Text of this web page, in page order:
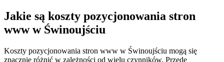
Jakie są koszty pozycjonowania stron
www w Świnoujściu
Koszty pozycjonowania stron www w Świnoujściu mogą się
znacznie różnić w zależności od wielu czynników. Przede